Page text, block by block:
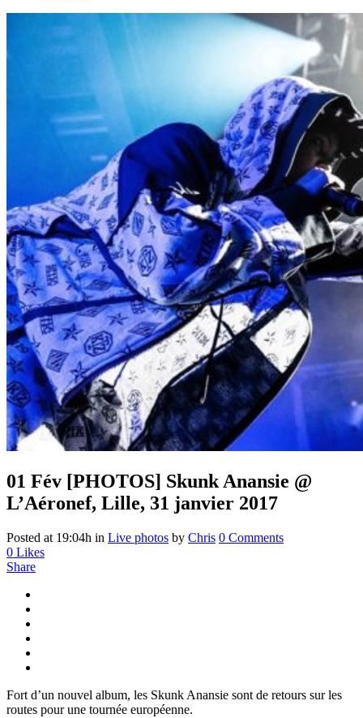
01 Fév [PHOTOS] Skunk Anansie @
L’Aéronef, Lille, 31 janvier 2017
Posted at 19:04h in Live photos by Chris 0 Comments
0 Likes
Share
Fort d’un nouvel album, les Skunk Anansie sont de retours sur les
routes pour une tournée européenne.